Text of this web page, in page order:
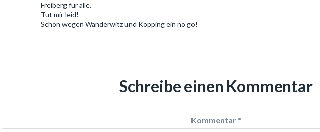
Freiberg für alle.
Tut mir leid!
Schon wegen Wanderwitz und Köpping ein no go!
Schreibe einen Kommentar
Kommentar *